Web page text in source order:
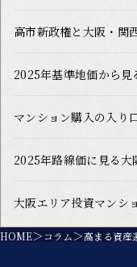
高市新政権と大阪・関
2025年基準地価から
マンション購入の入り
2025年路線価に見る大
大阪エリア投資マンシ
HOME コラム 高まる資産